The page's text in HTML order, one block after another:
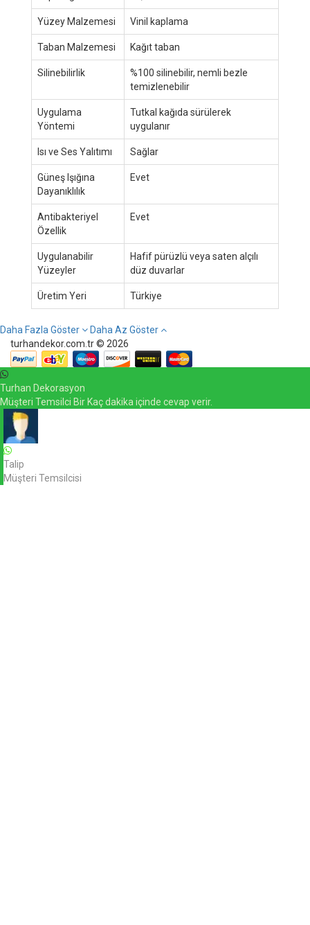
Yüzey Malzemesi Vinil kaplama
Taban Malzemesi Kağıt taban
Silinebilirlik
%100 silinebilir, nemli bezle
temizlenebilir
Uygulama
Yöntemi
Tutkal kağıda sürülerek
uygulanır
Isı ve Ses Yalıtımı Sağlar
Güneş Işığına
Dayanıklılık
Evet
Antibakteriyel
Özellik
Evet
Uygulanabilir
Yüzeyler
Hafif pürüzlü veya saten alçılı
düz duvarlar
Üretim Yeri Türkiye
Daha Fazla Göster
Daha Az Göster
turhandekor.com.tr © 2026
Turhan Dekorasyon
Müşteri Temsilci Bir Kaç dakika içinde cevap verir.
Talip
Müşteri Temsilcisi